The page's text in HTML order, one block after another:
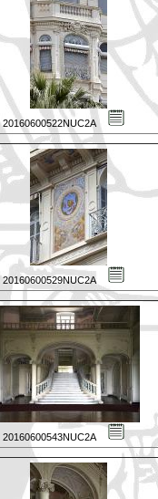
20160600522NUC2A
20160600529NUC2A
20160600543NUC2A